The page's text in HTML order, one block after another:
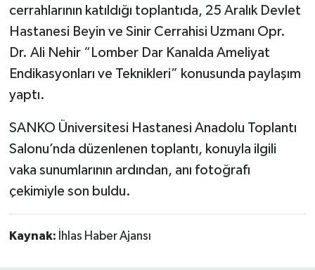
cerrahlarının katıldığı toplantıda, 25 Aralık Devlet
Hastanesi Beyin ve Sinir Cerrahisi Uzmanı Opr.
Dr. Ali Nehir “Lomber Dar Kanalda Ameliyat
Endikasyonları ve Teknikleri” konusunda paylaşım
yaptı.
SANKO Üniversitesi Hastanesi Anadolu Toplantı
Salonu’nda düzenlenen toplantı, konuyla ilgili
vaka sunumlarının ardından, anı fotoğrafı
çekimiyle son buldu.
Kaynak: İhlas Haber Ajansı